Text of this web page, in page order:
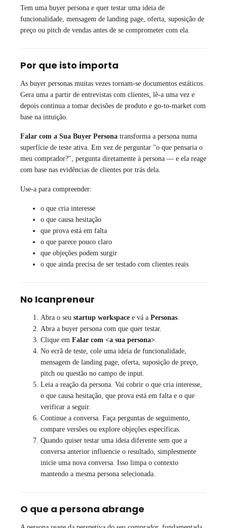
Tem uma buyer persona e quer testar uma ideia de
funcionalidade, mensagem de landing page, oferta, suposição de
preço ou pitch de vendas antes de se comprometer com ela.
Por que isto importa
As buyer personas muitas vezes tornam-se documentos estáticos.
Gera uma a partir de entrevistas com clientes, lê-a uma vez e
depois continua a tomar decisões de produto e go-to-market com
base na intuição.
Falar com a Sua Buyer Persona transforma a persona numa
superfície de teste ativa. Em vez de perguntar "o que pensaria o
meu comprador?", pergunta diretamente à persona — e ela reage
com base nas evidências de clientes por trás dela.
Use-a para compreender:
o que cria interesse
o que causa hesitação
que prova está em falta
o que parece pouco claro
que objeções podem surgir
o que ainda precisa de ser testado com clientes reais
No Icanpreneur
Abra o seu startup workspace e vá a Personas
Abra a buyer persona com que quer testar.
Clique em Falar com <a sua persona>
No ecrã de teste, cole uma ideia de funcionalidade,
mensagem de landing page, oferta, suposição de preço,
pitch ou questão no campo de input.
Leia a reação da persona. Vai cobrir o que cria interesse,
o que causa hesitação, que prova está em falta e o que
verificar a seguir.
Continue a conversa. Faça perguntas de seguimento,
compare versões ou explore objeções específicas.
Quando quiser testar uma ideia diferente sem que a
conversa anterior influencie o resultado, simplesmente
inicie uma nova conversa. Isso limpa o contexto
mantendo a mesma persona selecionada.
O que a persona abrange